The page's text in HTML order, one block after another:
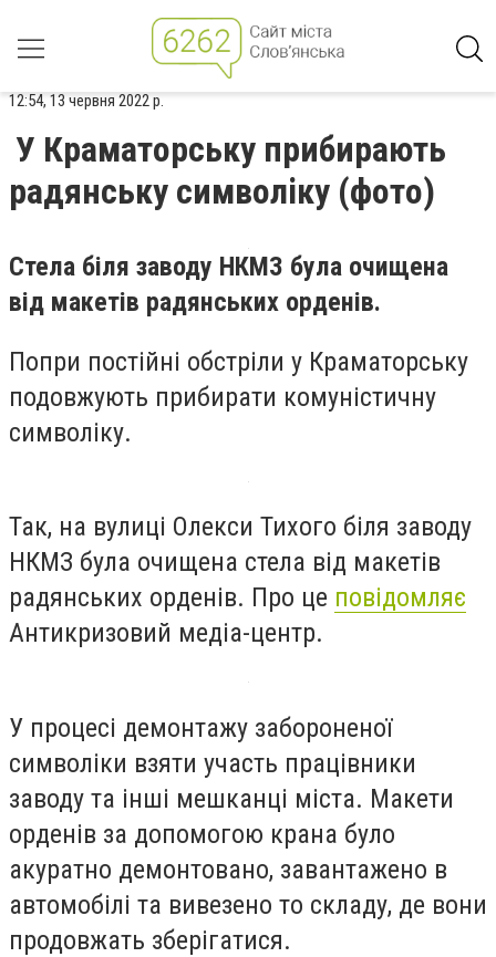
12:54, 13 червня 2022 р.
У Краматорську прибирають
радянську символіку (фото)
Стела біля заводу НКМЗ була очищена
від макетів радянських орденів.
Попри постійні обстріли у Краматорську
подовжують прибирати комуністичну
символіку.
Так, на вулиці Олекси Тихого біля заводу
НКМЗ була очищена стела від макетів
радянських орденів. Про це повідомляє
Антикризовий медіа-центр.
У процесі демонтажу забороненої
символіки взяти участь працівники
заводу та інші мешканці міста. Макети
орденів за допомогою крана було
акуратно демонтовано, завантажено в
автомобілі та вивезено то складу, де вони
продовжать зберігатися.